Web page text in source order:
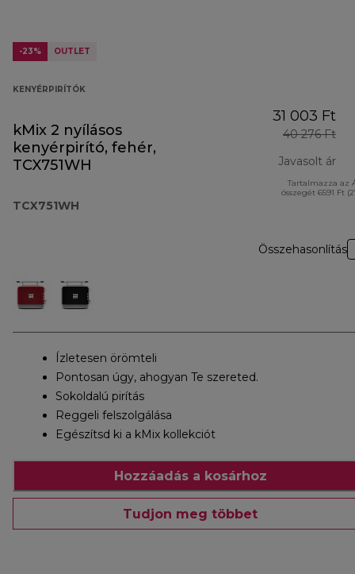
-23% OUTLET
KENYÉRPIRÍTÓK
kMix 2 nyílásos
kenyérpirító, fehér,
TCX751WH
TCX751WH
31 003 Ft
40 276 Ft
Javasolt ár
Tartalmazza az
összegét 6591 Ft
Összehasonlítás
Ízletesen örömteli
Pontosan úgy, ahogyan Te szereted.
Sokoldalú pirítás
Reggeli felszolgálása
Egészítsd ki a kMix kollekciót
Hozzáadás a kosárhoz
Tudjon meg többet